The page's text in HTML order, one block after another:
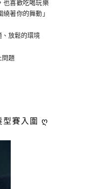
也喜歡吃喝玩樂
繞著你的舞動」
放鬆的環境
問題
型賽入圍 ღ